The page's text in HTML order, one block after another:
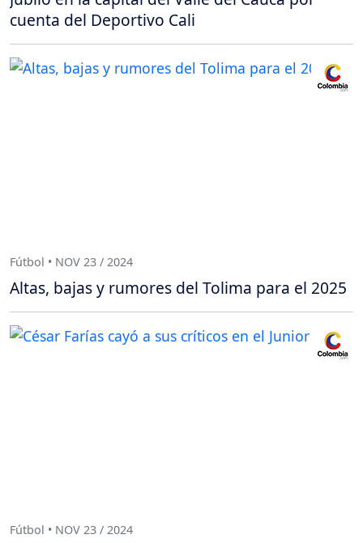
cuenta del Deportivo Cali
Fútbol • NOV 23 / 2024
Altas, bajas y rumores del Tolima para el 2025
Fútbol • NOV 23 / 2024